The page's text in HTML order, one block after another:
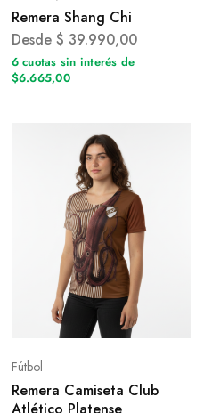
Remera Shang Chi
Desde $ 39.990,00
6 cuotas sin interés de
$6.665,00
Fútbol
Remera Camiseta Club
Atlético Platense